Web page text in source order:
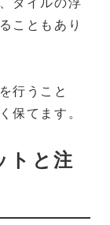
こともあり
行うこと
保てます。
トと注